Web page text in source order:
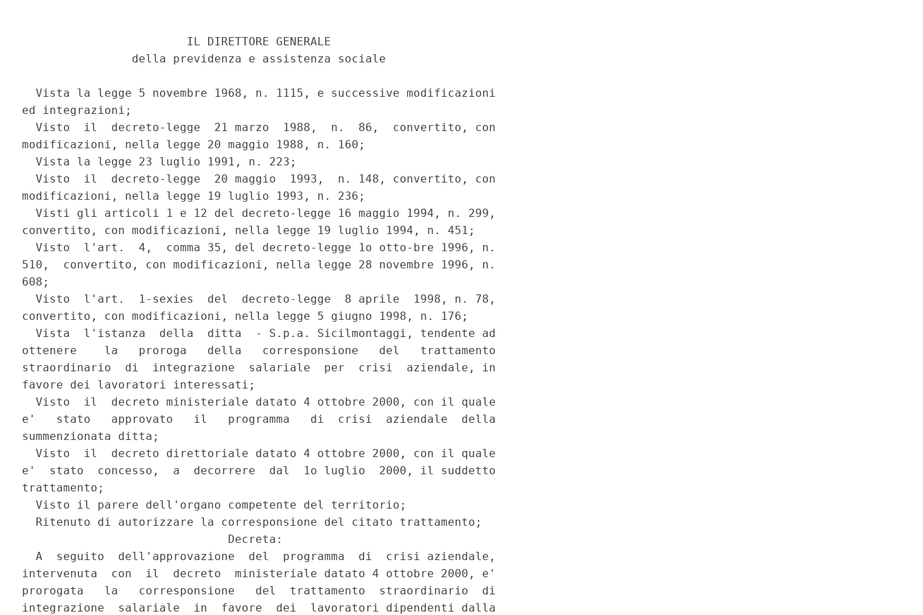
                        IL DIRETTORE GENERALE
                della previdenza e assistenza sociale
  Vista la legge 5 novembre 1968, n. 1115, e successive modificazioni
ed integrazioni;
  Visto  il  decreto-legge  21 marzo  1988,  n.  86,  convertito, con
modificazioni, nella legge 20 maggio 1988, n. 160;
  Vista la legge 23 luglio 1991, n. 223;
  Visto  il  decreto-legge  20 maggio  1993,  n. 148, convertito, con
modificazioni, nella legge 19 luglio 1993, n. 236;
  Visti gli articoli 1 e 12 del decreto-legge 16 maggio 1994, n. 299,
convertito, con modificazioni, nella legge 19 luglio 1994, n. 451;
  Visto  l'art.  4,  comma 35, del decreto-legge 1o otto-bre 1996, n.
510,  convertito, con modificazioni, nella legge 28 novembre 1996, n.
608;
  Visto  l'art.  1-sexies  del  decreto-legge  8 aprile  1998, n. 78,
convertito, con modificazioni, nella legge 5 giugno 1998, n. 176;
  Vista  l'istanza  della  ditta  - S.p.a. Sicilmontaggi, tendente ad
ottenere    la   proroga   della   corresponsione   del   trattamento
straordinario  di  integrazione  salariale  per  crisi  aziendale, in
favore dei lavoratori interessati;
  Visto  il  decreto ministeriale datato 4 ottobre 2000, con il quale
e'   stato   approvato   il   programma   di  crisi  aziendale  della
summenzionata ditta;
  Visto  il  decreto direttoriale datato 4 ottobre 2000, con il quale
e'  stato  concesso,  a  decorrere  dal  1o luglio  2000, il suddetto
trattamento;
  Visto il parere dell'organo competente del territorio;
  Ritenuto di autorizzare la corresponsione del citato trattamento;
                              Decreta:
  A  seguito  dell'approvazione  del  programma  di  crisi aziendale,
intervenuta  con  il  decreto  ministeriale datato 4 ottobre 2000, e'
prorogata   la   corresponsione   del  trattamento  straordinario  di
integrazione  salariale  in  favore  dei  lavoratori dipendenti dalla